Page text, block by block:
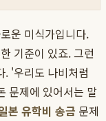
운 미식가입니다.
기준이 있죠. 그런
. '우리도 나비처럼
문제에 있어서는 말
본 유학비 송금 문제